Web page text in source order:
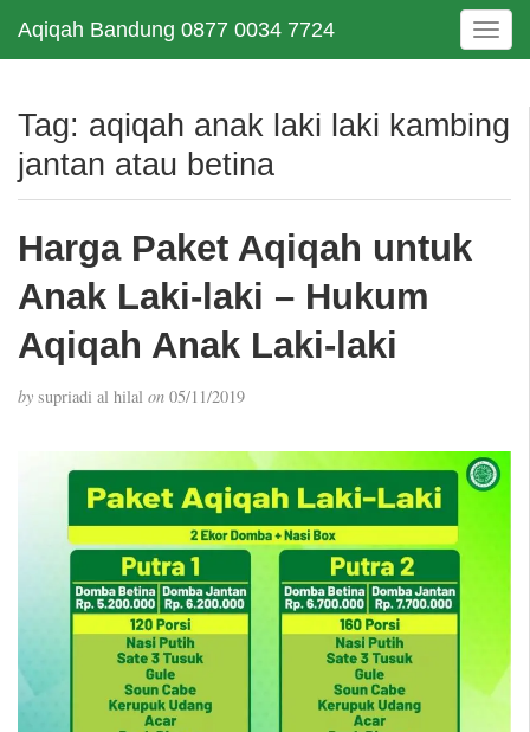
Aqiqah Bandung 0877 0034 7724
T
o
l
Tag: aqiqah anak laki laki kambing
jantan atau betina
Harga Paket Aqiqah untuk
Anak Laki-laki – Hukum
Aqiqah Anak Laki-laki
by supriadi al hilal on 05/11/2019